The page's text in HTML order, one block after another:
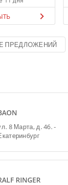
ПРЕДЛОЖЕНИЙ
8 Марта, д. 46. -
RINGER